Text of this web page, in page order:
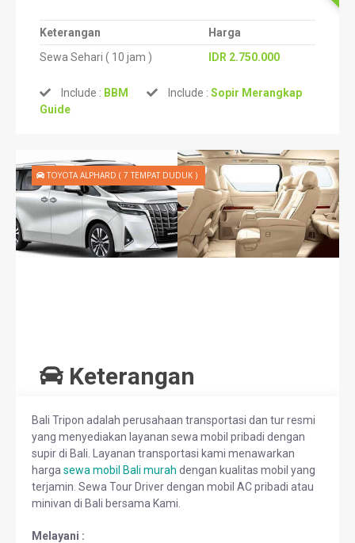
Keterangan
Harga
Sewa Sehari ( 10 jam )
IDR 2.750.000
Include : BBM Include : Sopir Merangkap
Guide
TOYOTA ALPHARD ( 7 TEMPAT DUDUK )
Keterangan
Bali Tripon adalah perusahaan transportasi dan tur resmi
yang menyediakan layanan sewa mobil pribadi dengan
supir di Bali. Layanan transportasi kami menawarkan
harga sewa mobil Bali murah dengan kualitas mobil yang
terjamin. Sewa Tour Driver dengan mobil AC pribadi atau
minivan di Bali bersama Kami.
Melayani :